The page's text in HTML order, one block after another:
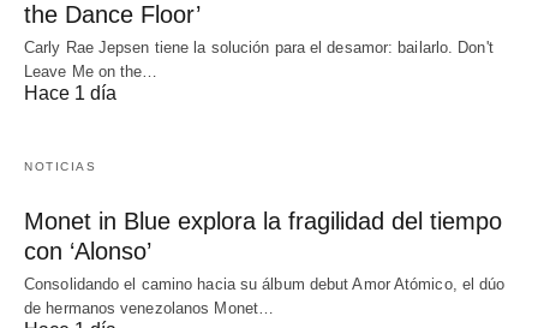
the Dance Floor’
Carly Rae Jepsen tiene la solución para el desamor: bailarlo. Don't
Leave Me on the…
Hace 1 día
NOTICIAS
Monet in Blue explora la fragilidad del tiempo
con ‘Alonso’
Consolidando el camino hacia su álbum debut Amor Atómico, el dúo
de hermanos venezolanos Monet…